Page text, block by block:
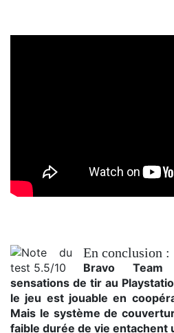
En conclusion :
Bravo
sensations de tir au
le jeu est jouable en
Mais le système de
faible durée de vie entachent